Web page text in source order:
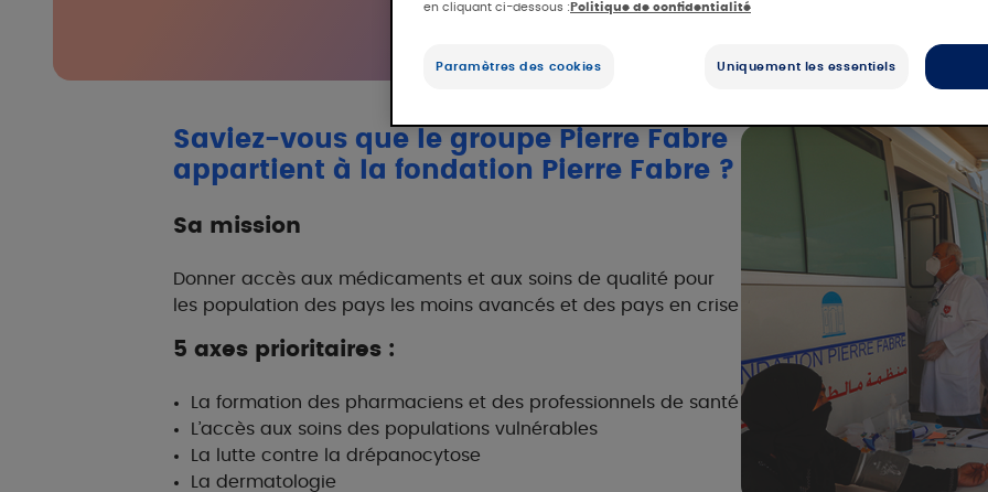
Saviez-vous que le groupe Pierre Fabre
appartient à la fondation Pierre Fabre ?
Sa mission
Donner accès aux médicaments et aux soins de qualité pour
les population des pays les moins avancés et des pays en crise
5 axes prioritaires :
La formation des pharmaciens et des professionnels de santé
L’accès aux soins des populations vulnérables
La lutte contre la drépanocytose
La dermatologie
en cliquant ci-dessous : Politique de confidentialité
Paramètres des cookies Uniquement les essentiels